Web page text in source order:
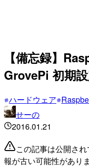
【備忘録】
GrovePi 初期
ハードウェア
せーの
2016.01.21
この記事は公開さ
報が古い可能性があり